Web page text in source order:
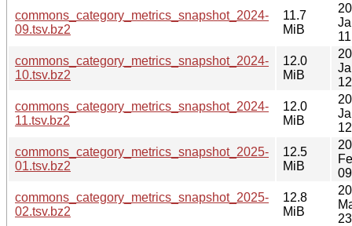
commons_category_metrics_snapshot_2024-
09.tsv.bz2
11.7
MiB
commons_category_metrics_snapshot_2024-
10.tsv.bz2
12.0
MiB
commons_category_metrics_snapshot_2024-
11.tsv.bz2
12.0
MiB
commons_category_metrics_snapshot_2025-
01.tsv.bz2
12.5
MiB
commons_category_metrics_snapshot_2025-
02.tsv.bz2
12.8
MiB